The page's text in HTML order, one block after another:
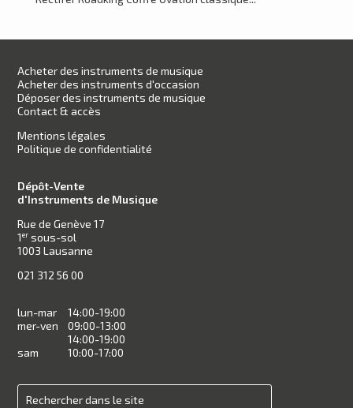
Acheter des instruments de musique
Acheter des instruments d'occasion
Déposer des instruments de musique
Contact & accès
Mentions légales
Politique de confidentialité
Dépôt-Vente
d'Instruments de Musique
Rue de Genève 17
1er sous-sol
1003 Lausanne
021 312 56 00
lun-mar
14:00-19:00
mer-ven
09:00-13:00
14:00-19:00
sam
10:00-17:00